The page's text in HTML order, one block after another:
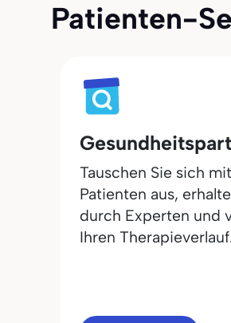
Patienten-
Tauschen Sie sich
Patienten aus,
durch Experten und
Ihren